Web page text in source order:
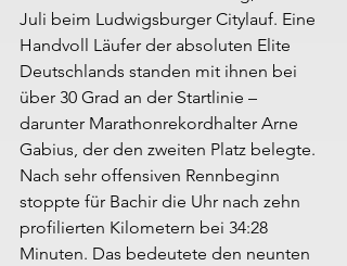
Juli beim Ludwigsburger Citylauf. Eine
Handvoll Läufer der absoluten Elite
Deutschlands standen mit ihnen bei
über 30 Grad an der Startlinie –
darunter Marathonrekordhalter Arne
Gabius, der den zweiten Platz belegte.
Nach sehr offensiven Rennbeginn
stoppte für Bachir die Uhr nach zehn
profilierten Kilometern bei 34:28
Minuten. Das bedeutete den neunten